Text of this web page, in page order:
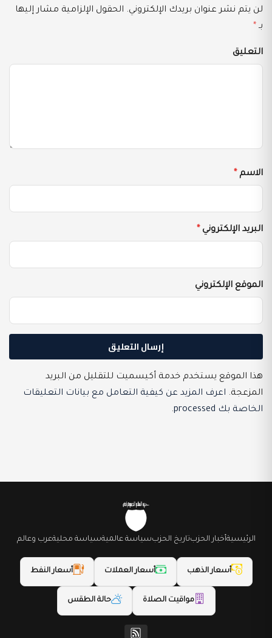
لن يتم نشر عنوان بريدك الإلكتروني. الحقول الإلزامية مشار إليها
بـ *
التعليق
الاسم *
البريد الإلكتروني *
الموقع الإلكتروني
هذا الموقع يستخدم خدمة أكيسميت للتقليل من البريد
المزعجة. اعرف المزيد عن كيفية التعامل مع بيانات التعليقات
الخاصة بك processed
.
الرئيسيةأخبار الحزبتاريخ الحزبسياسة عالميةسياسة محليةعرب وعالم
أسعار الذهب أسعار العملات أسعار النفط
مواقيت الصلاة حالة الطقس